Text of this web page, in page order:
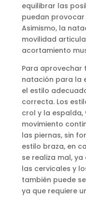
equilibrar las
puedan
Asimismo, la
movilidad
acortamiento
Para aprovechar
natación para la
el estilo
correcta. Los
crol y la espalda,
movimiento
las piernas, sin
estilo braza, en
se realiza mal,
las cervicales y
también puede
ya que requiere